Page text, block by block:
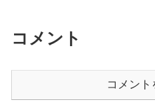
コメント
コメント